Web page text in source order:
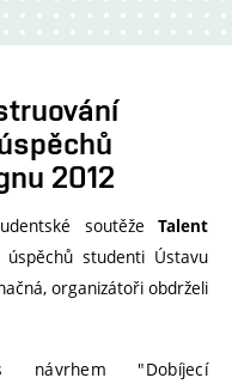
2012
soutěže Talent
úspěchů studenti Ústavu
organizátoři obdrželi
"Dobíjecí